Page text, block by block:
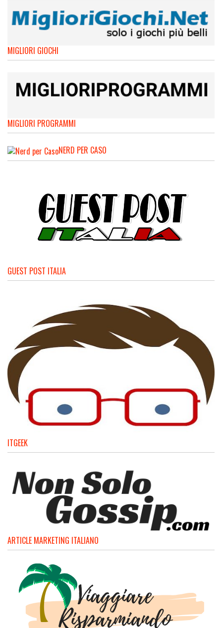
MIGLIORI GIOCHI
MIGLIORI PROGRAMMI
NERD PER CASO
GUEST POST ITALIA
ITGEEK
ARTICLE MARKETING ITALIANO